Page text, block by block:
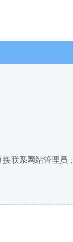
联系网站管理员；